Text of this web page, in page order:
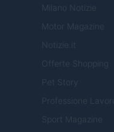
Milano Notizie
Motor Magazine
Notizie.it
Offerte Shopping
Pet Story
Professione Lavoro
Sport Magazine